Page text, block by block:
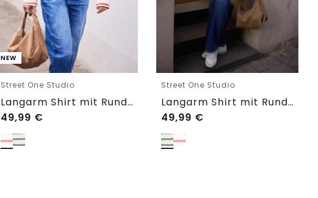
NEW
Street One Studio
Langarm Shirt mit Rundhals im Loose Fit
49,99 €
Street One Studio
Langarm Shirt mit Rundhals im Loose Fit
49,99 €